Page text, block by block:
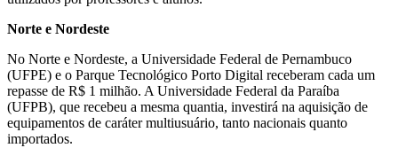
Norte e Nordeste
No Norte e Nordeste, a Universidade Federal de Pernambuco
(UFPE) e o Parque Tecnológico Porto Digital receberam cada um
repasse de R$ 1 milhão. A Universidade Federal da Paraíba
(UFPB), que recebeu a mesma quantia, investirá na aquisição de
equipamentos de caráter multiusuário, tanto nacionais quanto
importados.